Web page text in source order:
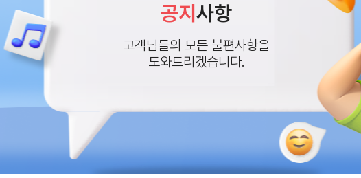
공지 사항
고객님들의 모든 불편사항을
도와드리겠습니다.